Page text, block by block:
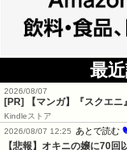
最
2026/08/07
[PR] 【マンガ】『スクエ
Kindleストア
2026/08/07 12:25 あとで読む
【悲報】オキニの嬢に70